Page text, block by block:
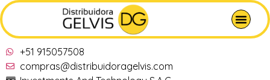
+51 915057508
compras@distribuidoragelvis.com